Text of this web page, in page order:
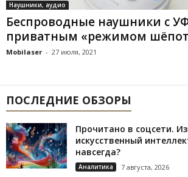
Наушники, аудио
Беспроводные наушники с
приватным «режимом
Mobilaser - 27 июля, 2021
ПОСЛЕДНИЕ ОБЗОРЫ
Прочитано в соцсети.
искусственный
навсегда?
Аналитика 7 августа, 2026